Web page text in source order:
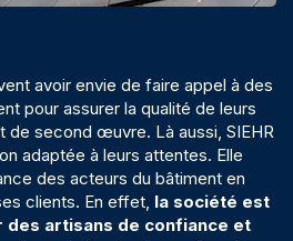
avoir envie de faire appel à des
pour assurer la qualité de leurs
second œuvre. Là aussi, SIEHR
adaptée à leurs attentes. Elle
des acteurs du bâtiment en
clients. En effet, la société est
des artisans de confiance et